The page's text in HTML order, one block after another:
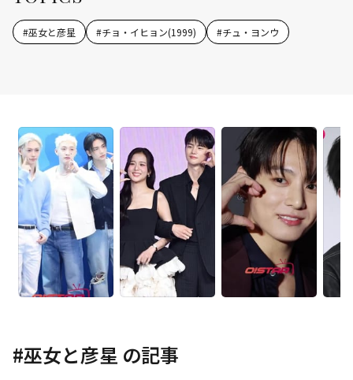
#巫女と彦星 #チョ・イヒョン(1999) #チュ・ヨンウ
#巫女と彦星 の記事